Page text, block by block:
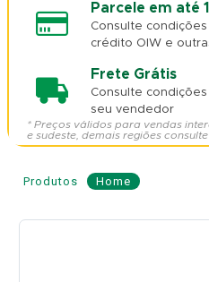
Parcele em até
Consulte
crédito OIW e
Frete Grátis
Consulte condições
seu vendedor
* Preços válidos para vendas
e sudeste, demais regiões
Home
Produtos
Switch